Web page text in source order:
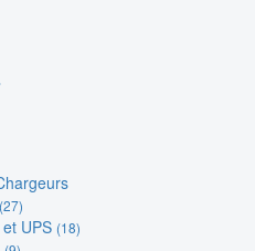
(27)
UPS (18)